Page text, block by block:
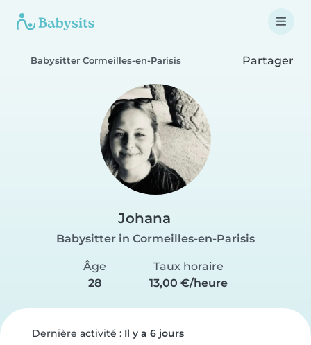
Babysitter Cormeilles-en-Parisis Partager
Johana
Babysitter in Cormeilles-en-Parisis
Âge
28
Taux horaire
13,00 €/heure
Dernière activité : Il y a 6 jours